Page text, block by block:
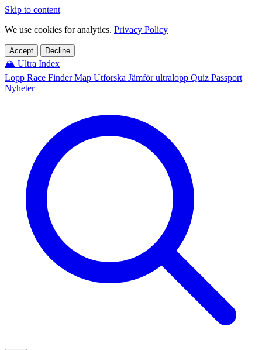
Skip to content
We use cookies for analytics. Privacy Policy
Accept Decline
🏔️ Ultra Index
Lopp Race FinderMap Utforska Jämför ultralopp Quiz Passport
Nyheter